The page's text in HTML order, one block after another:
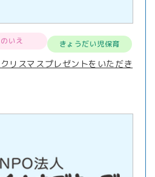
いえ きょうだい児保育
リスマスプレゼントをいただき